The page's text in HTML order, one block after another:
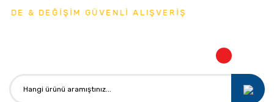
& DEĞİŞİM GÜVENLİ ALIŞVERİŞ